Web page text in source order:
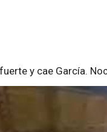
y cae García.